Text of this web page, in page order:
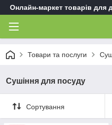
Онлайн-маркет товарів для
Товари та послуги
Сушіння для посуду
Сортування